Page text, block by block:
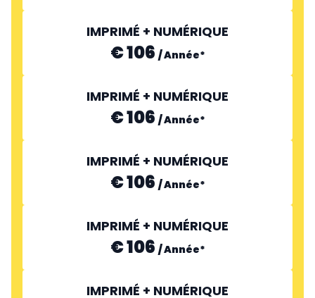
IMPRIMÉ + NUMÉRIQUE
€ 106 /Année*
IMPRIMÉ + NUMÉRIQUE
€ 106 /Année*
IMPRIMÉ + NUMÉRIQUE
€ 106 /Année*
IMPRIMÉ + NUMÉRIQUE
€ 106 /Année*
IMPRIMÉ + NUMÉRIQUE